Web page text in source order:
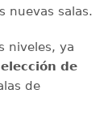
nuevas salas.
niveles, ya
elección de
de